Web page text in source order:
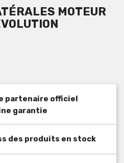
MOTEUR
partenaire officiel
garantie
des produits en stock